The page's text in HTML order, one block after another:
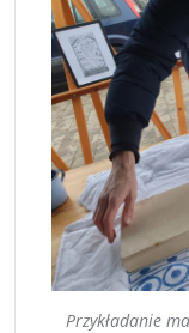
Przykładanie